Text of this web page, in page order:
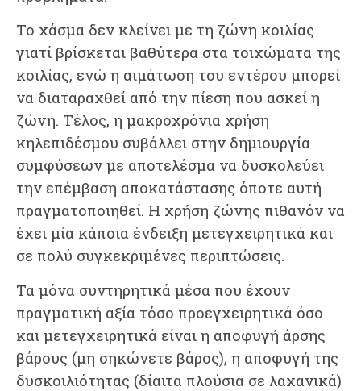
Το χάσμα δεν κλείνει με τη ζώνη κοιλίας
γιατί βρίσκεται βαθύτερα στα τοιχώματα της
κοιλίας, ενώ η αιμάτωση του εντέρου μπορεί
να διαταραχθεί από την πίεση που ασκεί η
ζώνη. Τέλος, η μακροχρόνια χρήση
κηλεπιδέσμου συβάλλει στην δημιουργία
συμφύσεων με αποτελέσμα να δυσκολεύει
την επέμβαση αποκατάστασης όποτε αυτή
πραγματοποιηθεί. Η χρήση ζώνης πιθανόν να
έχει μία κάποια ένδειξη μετεγχειρητικά και
σε πολύ συγκεκριμένες περιπτώσεις.
Τα μόνα συντηρητικά μέσα που έχουν
πραγματική αξία τόσο προεγχειρητικά όσο
και μετεγχειρητικά είναι η αποφυγή άρσης
βάρους (μη σηκώνετε βάρος), η αποφυγή της
δυσκοιλιότητας (δίαιτα πλούσια σε λαχανικά)